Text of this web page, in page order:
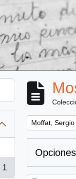
1
Remove filter:
Moffat, Sergio